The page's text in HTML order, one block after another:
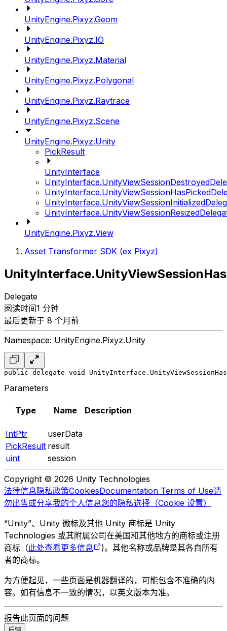
UnityEngine.Pixyz.Geom
UnityEngine.Pixyz.IO
UnityEngine.Pixyz.Material
UnityEngine.Pixyz.Polygonal
UnityEngine.Pixyz.Raytrace
UnityEngine.Pixyz.Scene
UnityEngine.Pixyz.Unity
PickResult
UnityInterface
UnityEngine.Pixyz.View
Asset Transformer SDK (ex Pixyz)
Delegate
阅读时间1 分钟
最后更新于 8 个月前
Namespace: UnityEngine.Pixyz.Unity
public delegate void
Parameters
Type Name Description
IntPtr
userData
PickResult result
uint
session
Copyright © 2026 Unity Technologies
法律信息隐私政策CookiesDocumentation Terms of Use请
勿出售或分享我的个人信息您的隐私选择（Cookie 设置）
“Unity”、Unity 徽标及其他 Unity 商标是 Unity
Technologies 或其附属公司在美国和其他地方的商标或注册
商标（此处查看更多信息
)。其他名称或品牌是其各自所有
者的商标。
为方便起见，一些页面是机器翻译的，可能包含不准确的内
容。如有信息不一致的情况，以英文版本为准。
报告此页面的问题